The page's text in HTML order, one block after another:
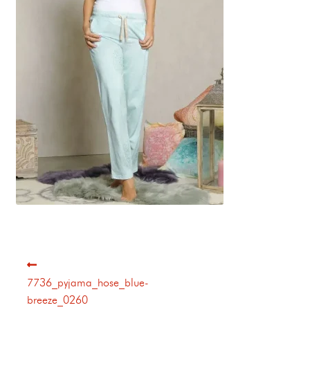
7736_pyjama_hose_blue-
breeze_0260